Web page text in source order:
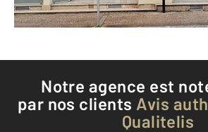
Téléphoner à
Notre agence est
par nos clients Avis
Qualitelis